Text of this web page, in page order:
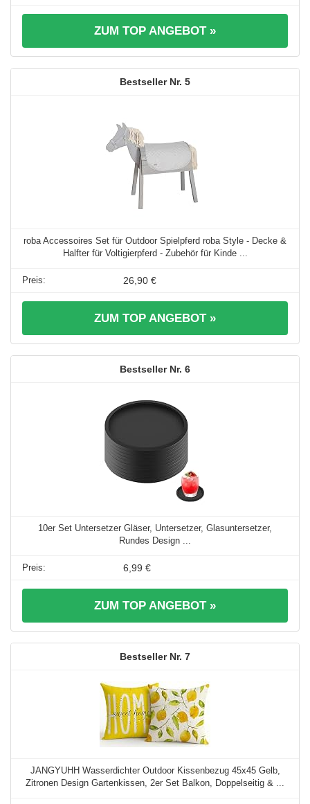
ZUM TOP ANGEBOT »
5
roba Accessoires Set für Outdoor Spielpferd roba Style - Decke &
Halfter für Voltigierpferd - Zubehör für Kinde ...
26,90 €
ZUM TOP ANGEBOT »
6
10er Set Untersetzer Gläser, Untersetzer, Glasuntersetzer,
Rundes Design ...
6,99 €
ZUM TOP ANGEBOT »
7
JANGYUHH Wasserdichter Outdoor Kissenbezug 45x45 Gelb,
Zitronen Design Gartenkissen, 2er Set Balkon, Doppelseitig & ...